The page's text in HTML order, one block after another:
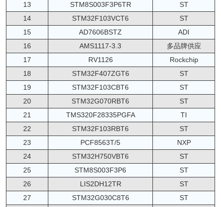
13
STM8S003F3P6TR
ST
14
STM32F103VCT6
ST
15
AD7606BSTZ
ADI
16
AMS1117-3.3
多品牌供应
17
RV1126
Rockchip
18
STM32F407ZGT6
ST
19
STM32F103CBT6
ST
20
STM32G070RBT6
ST
21
TMS320F28335PGFA
TI
22
STM32F103RBT6
ST
23
PCF8563T/5
NXP
24
STM32H750VBT6
ST
25
STM8S003F3P6
ST
26
LIS2DH12TR
ST
27
STM32G030C8T6
ST